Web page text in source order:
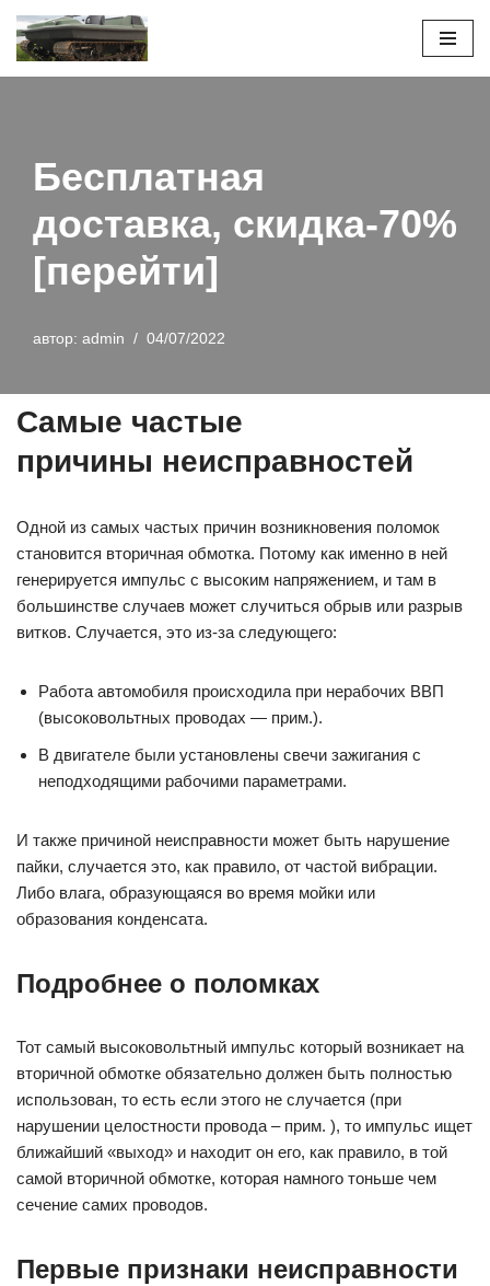
Перейти
Бесплатная
доставка, скидка-70%
[перейти]
автор: admin 04/07/2022
Самые частые
причины неисправностей
Одной из самых частых причин возникновения поломок
становится вторичная обмотка. Потому как именно в ней
генерируется импульс с высоким напряжением, и там в
большинстве случаев может случиться обрыв или разрыв
витков. Случается, это из-за следующего:
Работа автомобиля происходила при нерабочих ВВП
(высоковольтных проводах — прим.).
В двигателе были установлены свечи зажигания с
неподходящими рабочими параметрами.
И также причиной неисправности может быть нарушение
пайки, случается это, как правило, от частой вибрации.
Либо влага, образующаяся во время мойки или
образования конденсата.
Подробнее о поломках
Тот самый высоковольтный импульс который возникает на
вторичной обмотке обязательно должен быть полностью
использован, то есть если этого не случается (при
нарушении целостности провода – прим. ), то импульс ищет
ближайший «выход» и находит он его, как правило, в той
самой вторичной обмотке, которая намного тоньше чем
сечение самих проводов.
Первые признаки неисправности